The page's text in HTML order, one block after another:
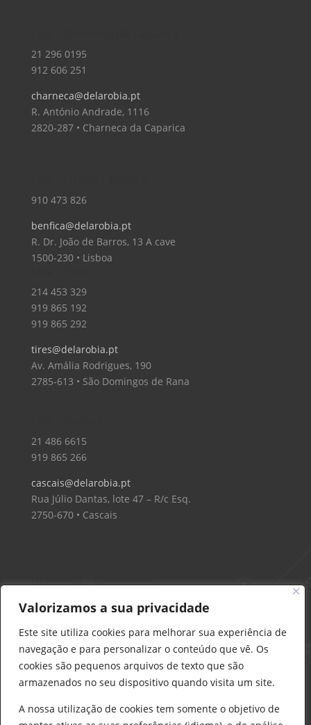
Valorizamos a sua privacidade
Este site utiliza cookies para melhorar sua experiência de
navegação e para personalizar o conteúdo que vê. Os
cookies são pequenos arquivos de texto que são
armazenados no seu dispositivo quando visita um site.
A nossa utilização de cookies tem somente o objetivo de
21 296 0195
912 606 251
charneca@delarobia.pt
R. António Andrade, 1116
2820-287 • Charneca da Caparica
910 473 826
benfica@delarobia.pt
R. Dr. João de Barros, 13 A cave
1500-230 • Lisboa
214 453 329
919 865 192
919 865 292
tires@delarobia.pt
Av. Amália Rodrigues, 190
2785-613 • São Domingos de Rana
21 486 6615
919 865 266
cascais@delarobia.pt
Rua Júlio Dantas, lote 47 – R/c Esq.
2750-670 • Cascais
Delarobia – Construção
912 441 514
construcao@delarobia.pt
R. António Andrade, 1171
2820-287 • Charneca de Caparica
PESQUISAR